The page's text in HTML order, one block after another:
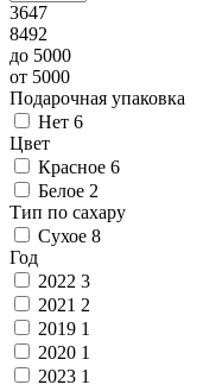
3647
8492
до 5000
от 5000
Подарочная упаковка
Нет 6
Цвет
Красное 6
Белое 2
Тип по сахару
Сухое 8
Год
2022 3
2021 2
2019 1
2020 1
2023 1